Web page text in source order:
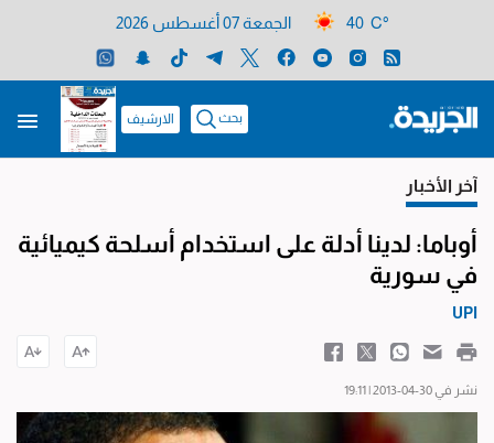
40 C° الجمعة 07 أغسطس 2026
بحث الارشيف
آخر الأخبار
أوباما: لدينا أدلة على استخدام أسلحة كيميائية
في سورية
UPI
نشر في 30-04-2013 | 19:11